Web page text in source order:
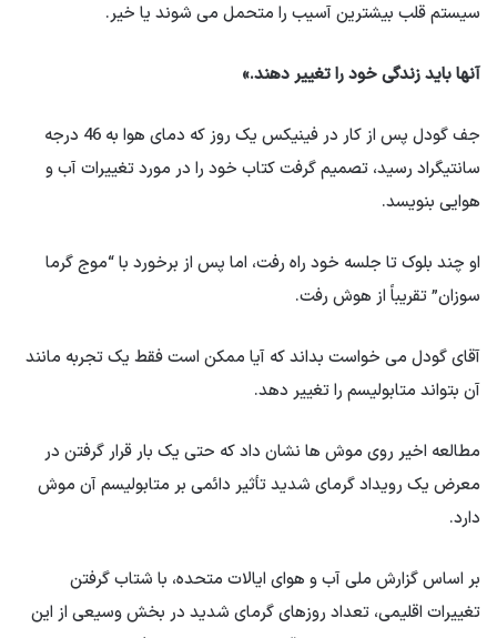
سیستم قلب بیشترین آسیب را متحمل می شوند یا خیر.
آنها باید زندگی خود را تغییر دهند.»
جف گودل پس از کار در فینیکس یک روز که دمای هوا به 46 درجه
سانتیگراد رسید، تصمیم گرفت کتاب خود را در مورد تغییرات آب و
هوایی بنویسد.
او چند بلوک تا جلسه خود راه رفت، اما پس از برخورد با “موج گرما
سوزان” تقریباً از هوش رفت.
آقای گودل می خواست بداند که آیا ممکن است فقط یک تجربه مانند
آن بتواند متابولیسم را تغییر دهد.
مطالعه اخیر روی موش ها نشان داد که حتی یک بار قرار گرفتن در
معرض یک رویداد گرمای شدید تأثیر دائمی بر متابولیسم آن موش
دارد.
بر اساس گزارش ملی آب و هوای ایالات متحده، با شتاب گرفتن
تغییرات اقلیمی، تعداد روزهای گرمای شدید در بخش وسیعی از این